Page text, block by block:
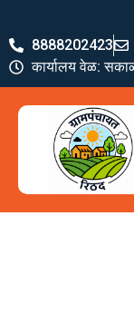
8888202423
कार्यालय वेळ: